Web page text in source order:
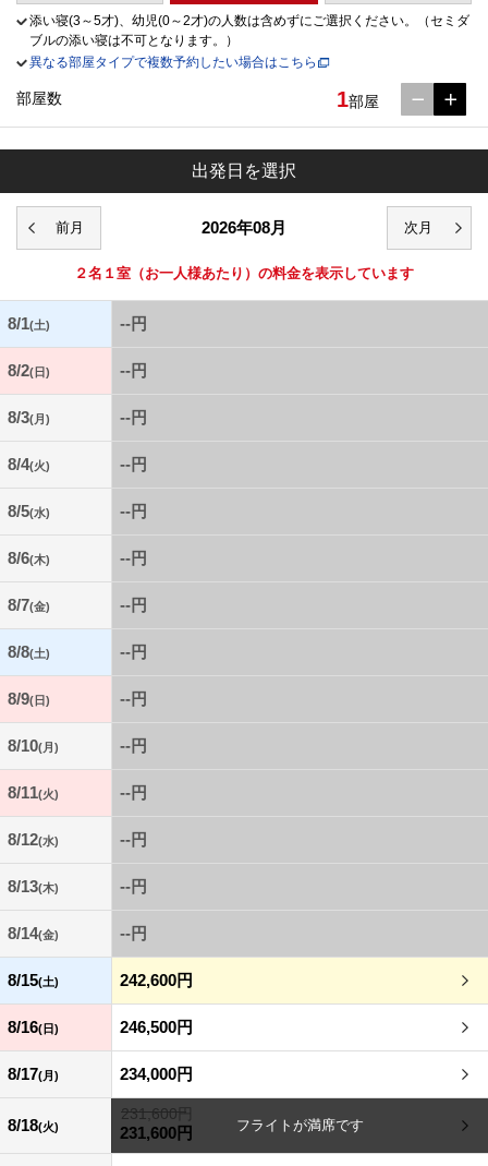
添い寝(3～5才)、幼児(0～2才)の人数は含めずにご選択ください。（セミダ
ブルの添い寝は不可となります。）
異なる部屋タイプで複数予約したい場合はこちら
部屋数 1部屋
出発日を選択
2026年08月
２名１室 （お一人様あたり）の料金を表示しています
8/1(土) --円
8/2(日) --円
8/3(月) --円
8/4(火) --円
8/5(水) --円
8/6(木) --円
8/7(金) --円
8/8(土) --円
8/9(日) --円
8/10(月) --円
8/11(火) --円
8/12(水) --円
8/13(木) --円
8/14(金) --円
8/15(土) 242,600円
8/16(日) 246,500円
8/17(月) 234,000円
8/18(火)
231,600円
231,600円